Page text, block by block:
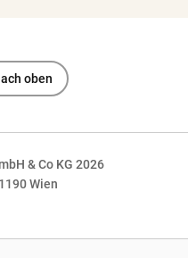
oben
& Co KG 2026
Wien